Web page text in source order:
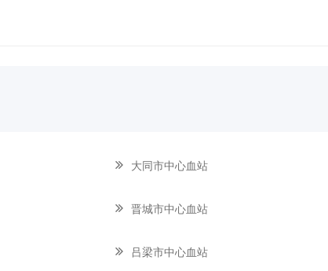
大同市中心血站
晋城市中心血站
吕梁市中心血站